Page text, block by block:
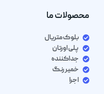
محصولات ما
بلوک متریال
پلی اورتان
جداکننده
خمیر رنگ
اجرا